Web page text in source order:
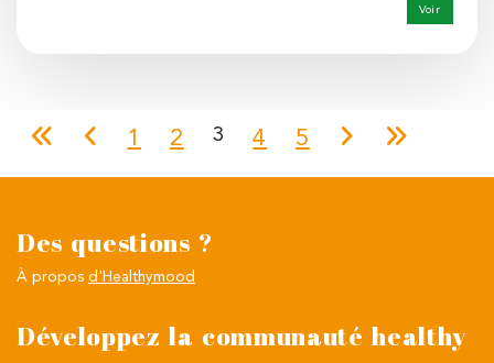
Voir
1 2 3 4 5
Des questions ?
À propos d'Healthymood
Développez la communauté healthy